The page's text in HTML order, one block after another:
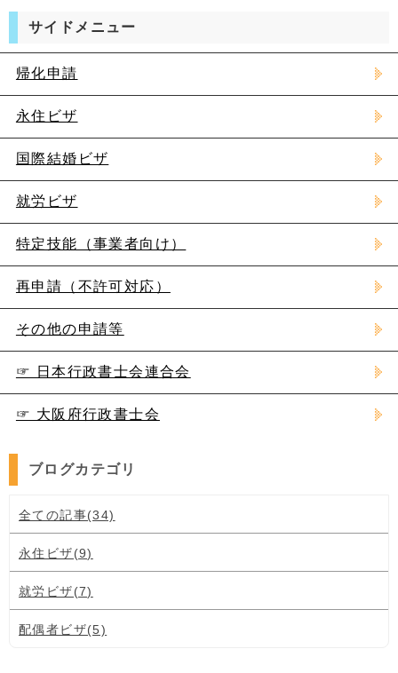
サイドメニュー
帰化申請
永住ビザ
国際結婚ビザ
就労ビザ
特定技能（事業者向け）
再申請（不許可対応）
その他の申請等
☞ 日本行政書士会連合会
☞ 大阪府行政書士会
ブログカテゴリ
全ての記事(34)
永住ビザ(9)
就労ビザ(7)
配偶者ビザ(5)